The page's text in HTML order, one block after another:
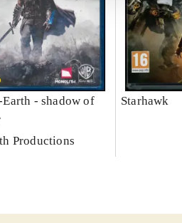
- shadow of
Productions
Starhawk